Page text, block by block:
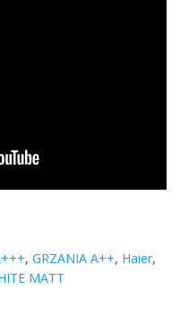
, GRZANIA A++, Haier,
MATT